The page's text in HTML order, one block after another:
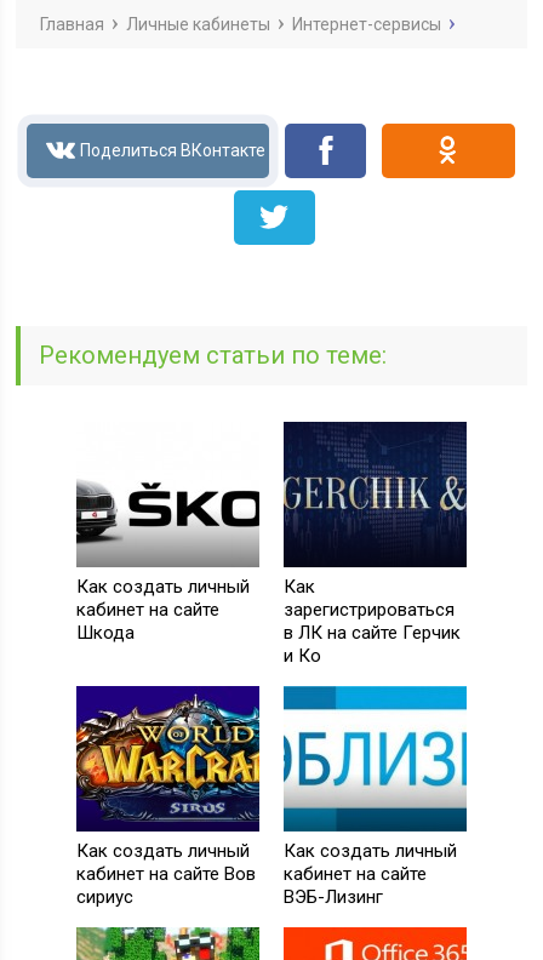
Главная Личные кабинеты Интернет-сервисы
Рекомендуем статьи по теме:
Как создать личный
кабинет на сайте
Шкода
Как
зарегистрироваться
в ЛК на сайте Герчик
и Ко
Как создать личный
кабинет на сайте Вов
сириус
Как создать личный
кабинет на сайте
ВЭБ-Лизинг